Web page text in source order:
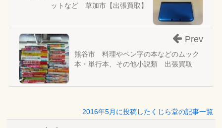
ットなど 草加市【出張買取】
熊谷市 料理やペン字の本などのムック
本・単行本、その他小説類 出張買取
Prev
2016年5月に投稿したくじら堂の記事一覧